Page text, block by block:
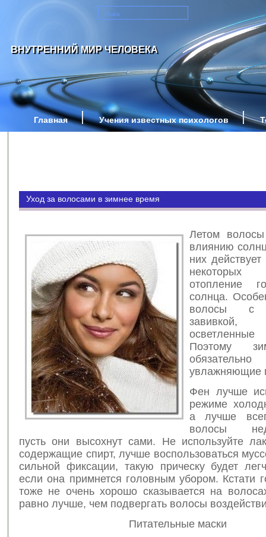
ВНУТРЕННИЙ МИР ЧЕЛОВЕКА
Главная Учения известных психологов
Уход за волосами в зимнее время
Летом
влиянию
них
отопление
солнца.
волосы с
завивкой, а
Поэтому
обязательно
увлажняющие
Фен лучше
режиме
а лучше
волосы
пусть они высохнут сами. Не используйте
содержащие спирт, лучше воспользоваться
сильной фиксации, такую прическу будет
если она примнется головным убором. Кстати
тоже не очень хорошо сказывается на
равно лучше, чем подвергать волосы
Питательные маски